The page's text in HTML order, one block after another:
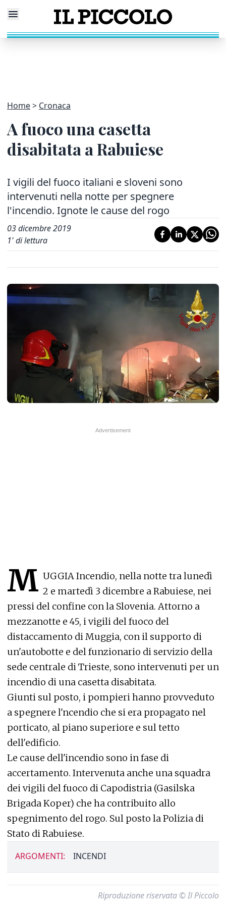
Home Cronaca
A fuoco una casetta
disabitata a Rabuiese
I vigili del fuoco italiani e sloveni sono
intervenuti nella notte per spegnere
l'incendio. Ignote le cause del rogo
03 dicembre 2019
1' di lettura
M UGGIA Incendio, nella notte tra lunedì
2 e martedì 3 dicembre a Rabuiese, nei
pressi del confine con la Slovenia. Attorno a
mezzanotte e 45, i vigili del fuoco del
distaccamento di Muggia, con il supporto di
un'autobotte e del funzionario di servizio della
sede centrale di Trieste, sono intervenuti per un
incendio di una casetta disabitata.
Giunti sul posto, i pompieri hanno provveduto
a spegnere l'ncendio che si era propagato nel
porticato, al piano superiore e sul tetto
dell'edificio.
Le cause dell'incendio sono in fase di
accertamento. Intervenuta anche una squadra
dei vigili del fuoco di Capodistria (Gasilska
Brigada Koper) che ha contribuito allo
spegnimento del rogo. Sul posto la Polizia di
Stato di Rabuiese.
ARGOMENTI: INCENDI
Riproduzione riservata © Il Piccolo